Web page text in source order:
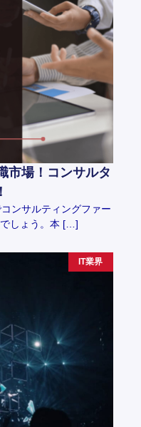
市場！コンサルタ
ンサルティングファー
しょう。本 […]
IT業界